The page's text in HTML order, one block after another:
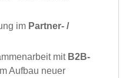
im Partner- /
mit B2B-
Aufbau neuer